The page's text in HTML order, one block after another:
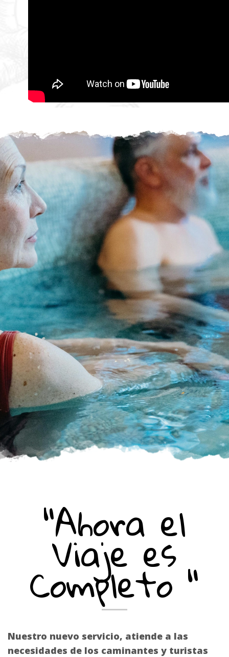
"Ahora el
Viaje es
Completo "
Nuestro nuevo servicio, atiende a las
necesidades de los caminantes y turistas